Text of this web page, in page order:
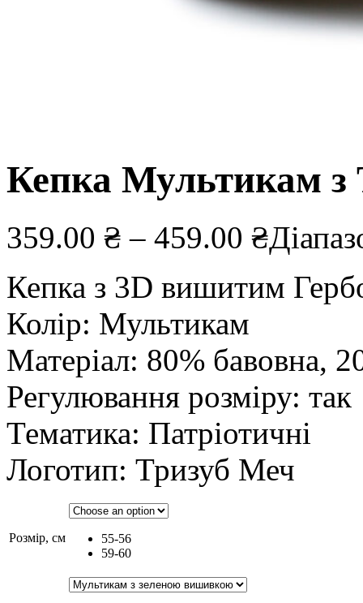
Кепка Мультикам з
359.00 ₴ – 459.00 ₴
Кепка з 3D вишитим
Колір: Мультикам
Матеріал: 80% бавовна,
Регулювання розміру: так
Тематика: Патріотичні
Логотип: Тризуб Меч
Розмір, см
55-56
59-60